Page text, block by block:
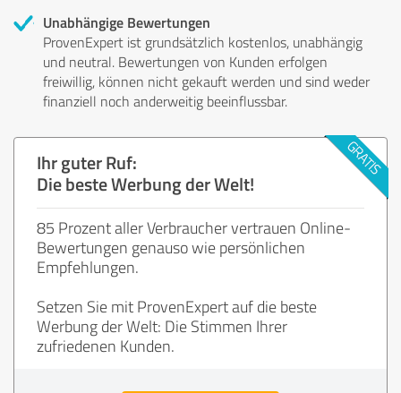
Unabhängige Bewertungen
ProvenExpert ist grundsätzlich kostenlos, unabhängig
und neutral. Bewertungen von Kunden erfolgen
freiwillig, können nicht gekauft werden und sind weder
finanziell noch anderweitig beeinflussbar.
Ihr guter Ruf:
Die beste Werbung der Welt!
85 Prozent aller Verbraucher vertrauen Online-
Bewertungen genauso wie persönlichen
Empfehlungen.
Setzen Sie mit ProvenExpert auf die beste
Werbung der Welt: Die Stimmen Ihrer
zufriedenen Kunden.